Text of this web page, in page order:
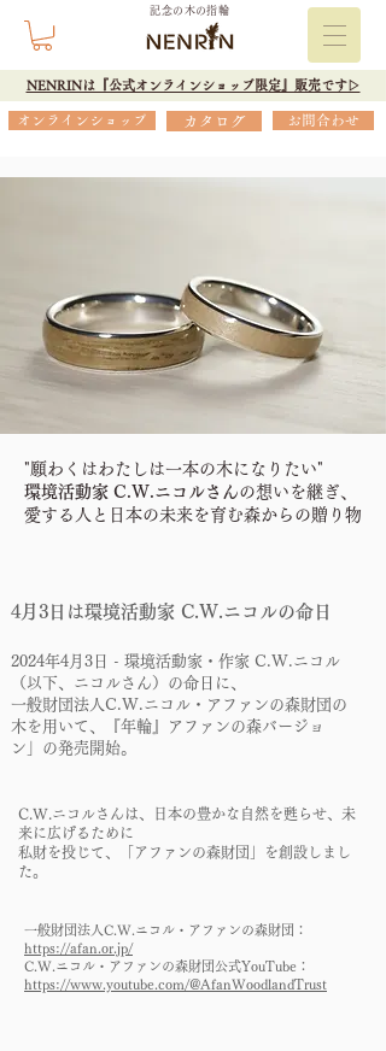
記念の木の指輪
NENRINは『公式オンラインショップ限定』販売です▷
オンラインショップ カタログ お問合わせ
『年輪』アファンの森バージョンの発売開始。
購入ページ
"願わくはわたしは一本の木になりたい"
環境活動家 C.W.ニコルさんの想いを継ぎ、
愛する人と日本の未来を育む森からの贈り物
4月3日は環境活動家 C.W.ニコルの命日
2024年4月3日 - 環境活動家・作家 C.W.ニコル
（以下、ニコルさん）の命日に、
一般財団法人C.W.ニコル・アファンの森財団の
木を用いて、『年輪』アファンの森バージョ
ン」の発売開始。
C.W.ニコルさんは、日本の豊かな自然を甦らせ、未
来に広げるために
私財を投じて、「アファンの森財団」を創設しまし
た。
一般財団法人C.W.ニコル・アファンの森財団：
https://afan.or.jp/
C.W.ニコル・アファンの森財団公式YouTube：
https://www.youtube.com/@AfanWoodlandTrust